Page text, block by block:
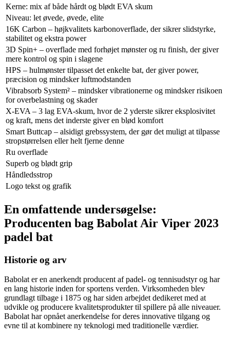
Kerne: mix af både hårdt og blødt EVA skum
Niveau: let øvede, øvede, elite
16K Carbon – højkvalitets karbonoverflade, der sikrer slidstyrke,
stabilitet og ekstra power
3D Spin+ – overflade med forhøjet mønster og ru finish, der giver
mere kontrol og spin i slagene
HPS – hulmønster tilpasset det enkelte bat, der giver power,
præcision og mindsker luftmodstanden
Vibrabsorb System² – mindsker vibrationerne og mindsker risikoen
for overbelastning og skader
X-EVA – 3 lag EVA-skum, hvor de 2 yderste sikrer eksplosivitet
og kraft, mens det inderste giver en blød komfort
Smart Buttcap – alsidigt grebssystem, der gør det muligt at tilpasse
stropstørrelsen eller helt fjerne denne
Ru overflade
Superb og blødt grip
Håndledsstrop
Logo tekst og grafik
En omfattende undersøgelse:
Producenten bag Babolat Air Viper 2023
padel bat
Historie og arv
Babolat er en anerkendt producent af padel- og tennisudstyr og har
en lang historie inden for sportens verden. Virksomheden blev
grundlagt tilbage i 1875 og har siden arbejdet dedikeret med at
udvikle og producere kvalitetsprodukter til spillere på alle niveauer.
Babolat har opnået anerkendelse for deres innovative tilgang og
evne til at kombinere ny teknologi med traditionelle værdier.